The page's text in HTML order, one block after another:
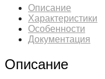
G1/2
нерж.
Описание
Характеристики
Особенности
Документация
Описание